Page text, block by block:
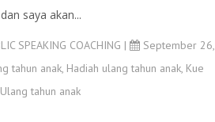
saya akan...
SPEAKING COACHING |
September 26,
tahun anak, Hadiah ulang tahun anak, Kue
Ulang tahun anak